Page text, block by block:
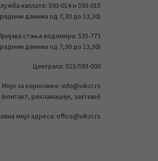
наплате: 593-014 и 593-015
данима од 7,30 до 13,30)
стања водомера: 535-773
данима од 7,30 до 13,30)
Централа: 023/593-000
Мејл за кориснике: info@vikzr.rs
(контакт, рекламације, захтеви)
мејл адреса: office@vikzr.rs